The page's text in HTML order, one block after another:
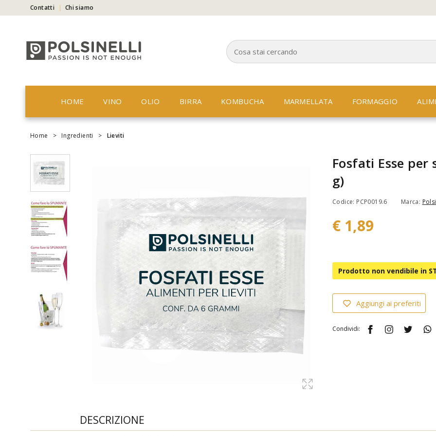
Contatti Chi siamo
HOME VINO OLIO BIRRA KOMBUCHA MARMELLATA FORMAGGIO
Home > Ingredienti > Lieviti
Fosfati Esse per
g)
Codice: PCP0019.6 Marca:
€ 1,89
Prodotto non vendibile in
Aggiungi ai preferiti
Condividi:
DESCRIZIONE